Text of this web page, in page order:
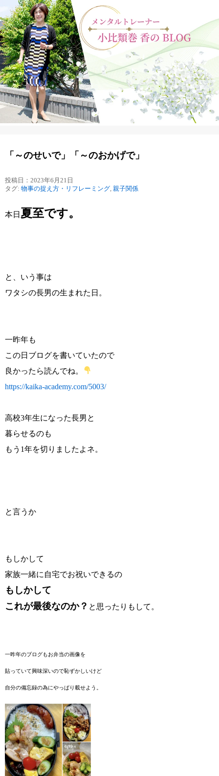
「～のせいで」「～のおかげで」
投稿日：2023年6月21日
タグ: 物事の捉え方・リフレーミング 親子関係
本日 夏至です。
と、いう事は
ワタシの長男の生まれた日。
一昨年も
この日ブログを書いていたので
良かったら読んでね。
https://kaika-academy.com/5003/
高校3年生になった長男と
暮らせるのも
もう1年を切りましたよネ。
と言うか
もしかして
家族一緒に自宅でお祝いできるの
もしかして
これが最後なのか？ と思ったりもして。
一昨年のブログもお弁当の画像を
貼っていて興味深いので恥ずかしいけど
自分の備忘録の為にやっぱり載せよう。